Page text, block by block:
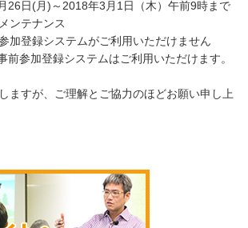
26日(月)～2018年3月1日（木）午前9時まで
ンテナンス
加登録システムがご利用いただけません
録システムはご利用いただけます。
ますが、ご理解とご協力のほどお願い申し上